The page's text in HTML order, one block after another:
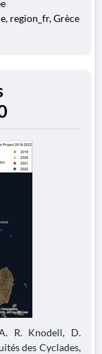
region_fr, Grèce
R. Knodell, D.
des Cyclades,